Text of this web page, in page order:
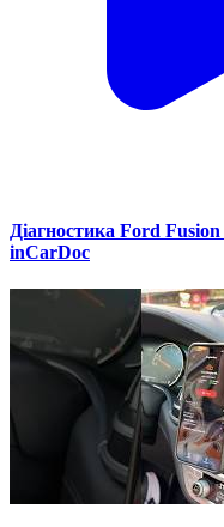
Діагностика Ford
inCarDoc